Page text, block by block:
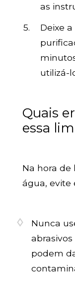
as
Deixe
utilizá-
Quais
essa
Na hora
água, evite
Nunca
podem